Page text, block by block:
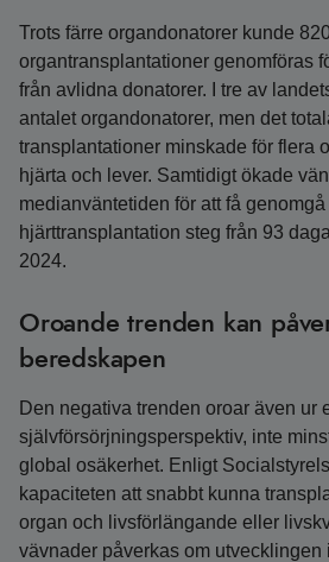
Trots färre organdonatorer kunde
organtransplantationer genomföras
från avlidna donatorer. I tre av
antalet organdonatorer, men det
transplantationer minskade för flera
hjärta och lever. Samtidigt ökade
medianväntetiden för att få genomgå
hjärttransplantation steg från 93
2024.
Oroande trenden kan
beredskapen
Den negativa trenden oroar även ur
självförsörjningsperspektiv, inte
global osäkerhet. Enligt
kapaciteten att snabbt kunna
organ och livsförlängande eller
vävnader påverkas om utvecklingen